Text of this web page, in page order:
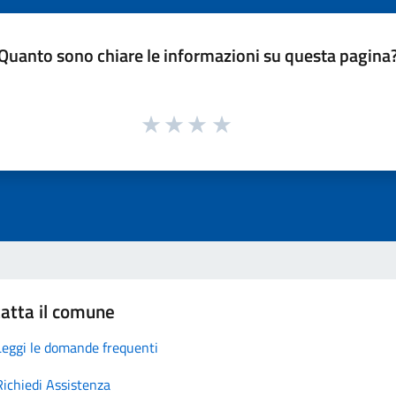
sono chiare le informazioni su questa
il comune
le domande frequenti
Assistenza